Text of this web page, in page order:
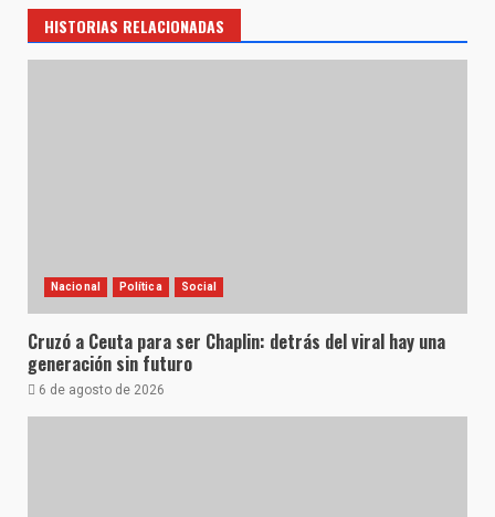
HISTORIAS RELACIONADAS
Nacional Política Social
Cruzó a Ceuta para ser Chaplin: detrás del viral hay una
generación sin futuro
6 de agosto de 2026